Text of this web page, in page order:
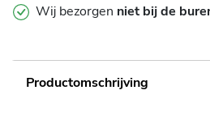
Wij bezorgen niet bij de
Productomschrijving